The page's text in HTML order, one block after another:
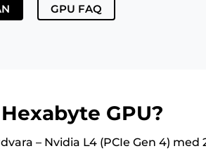
GPU FAQ
GPU?
– Nvidia L4 (PCIe Gen 4) med